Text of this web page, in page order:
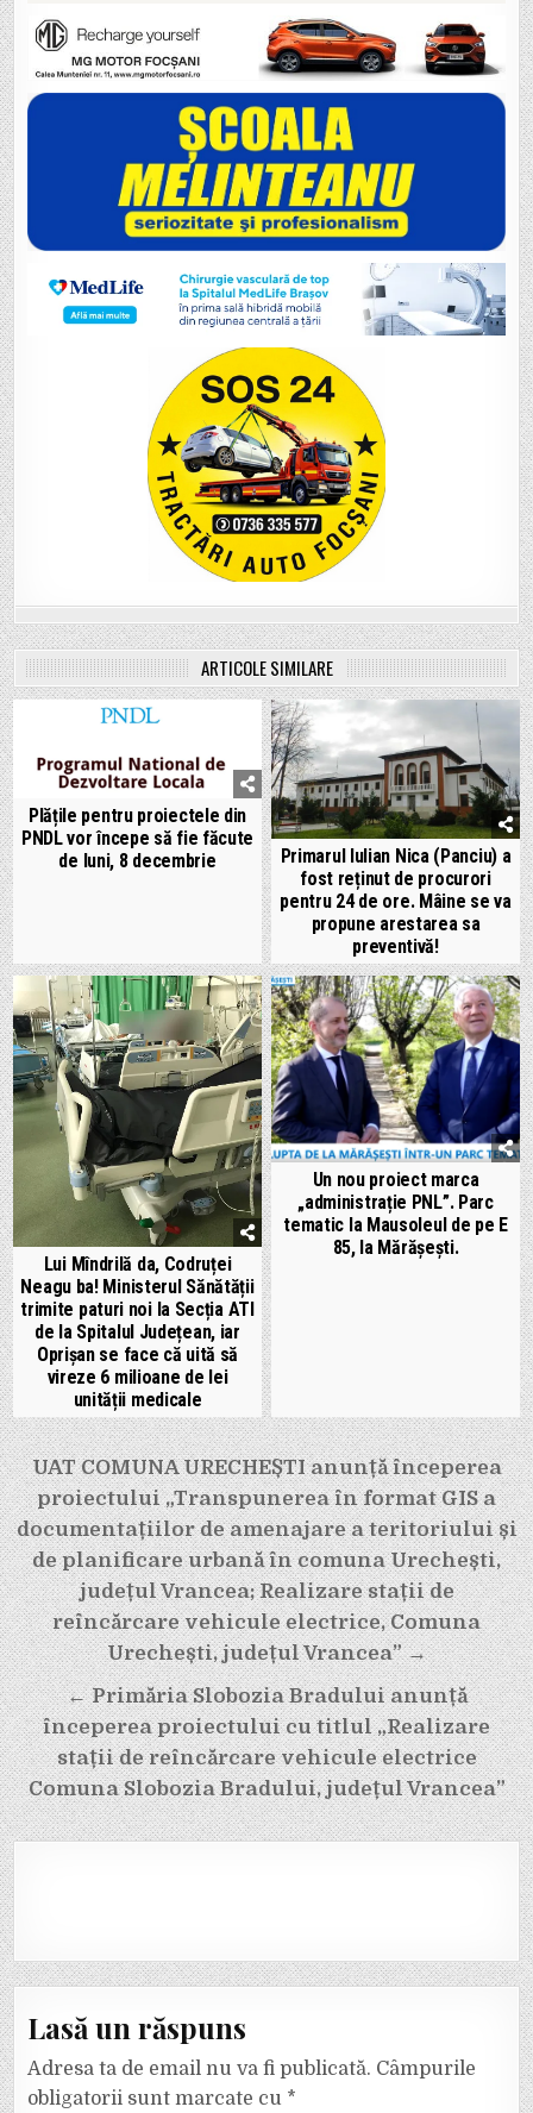
ARTICOLE SIMILARE
Plățile pentru proiectele din
PNDL vor începe să fie făcute
de luni, 8 decembrie
Primarul Iulian Nica (Panciu) a
fost reținut de procurori
pentru 24 de ore. Mâine se va
propune arestarea sa
preventivă!
Lui Mîndrilă da, Codruței
Neagu ba! Ministerul Sănătății
trimite paturi noi la Secția ATI
de la Spitalul Județean, iar
Oprișan se face că uită să
vireze 6 milioane de lei
unității medicale
Un nou proiect marca
„administrație PNL”. Parc
tematic la Mausoleul de pe E
85, la Mărășești.
Navigare
în
articole
UAT COMUNA URECHEȘTI anunță începerea
proiectului „Transpunerea în format GIS a
documentațiilor de amenajare a teritoriului și
de planificare urbană în comuna Urechești,
județul Vrancea; Realizare stații de
reîncărcare vehicule electrice, Comuna
Urechești, județul Vrancea” →
← Primăria Slobozia Bradului anunță
începerea proiectului cu titlul „Realizare
stații de reîncărcare vehicule electrice
Comuna Slobozia Bradului, județul Vrancea”
Lasă un răspuns
Adresa ta de email nu va fi publicată. Câmpurile
obligatorii sunt marcate cu *